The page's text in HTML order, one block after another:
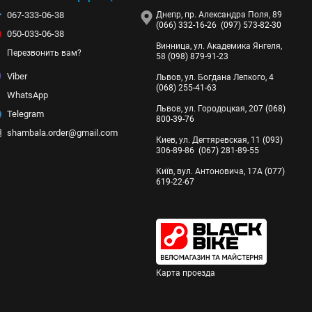
комфорт и поддержку, особенно во время длительных
шеи и дискомфорт, связанный со сном сидя.
к скованности и дискомфорту в шее и плечах.
поддержку и поддерживая правильное выравнивание.
и портативными. Надувная подушка для шеи не
функции, что позволяет пользователям регулировать
чтобы использоваться в разных положениях,
лучшему качеству сна во время транспортировки.
головы вперед или на бок во время сна сидя. Это
дорожную подушку для шеи можно использовать в
067-333-06-38
050-033-06-38
Перезвонить вам?
Viber
WhatsApp
Telegram
shambala.order@gmail.com
Днепр, пр. Александра Поля, 89
(066) 332-16-26 (097) 573-82-30
Винница, ул. Академика Янгеля,
58 (098) 879-91-23
Львов, ул. Богдана Лепкого, 4
(068) 255-41-63
Львов, ул. Городоцкая, 207 (068)
800-39-76
Киев, ул. Дегтяревская, 11 (093)
306-89-86 (067) 281-89-55
Київ, вул. Антоновича, 17А (077)
619-22-67
Карта проезда